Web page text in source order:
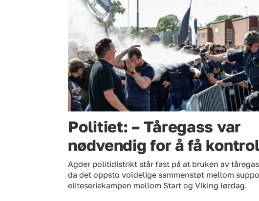
Politiet: – Tåregass var
nødvendig for å få
Agder politidistrikt står fast på at bruken av
da det oppsto voldelige sammenstøt mellom
eliteseriekampen mellom Start og Viking lørdag.